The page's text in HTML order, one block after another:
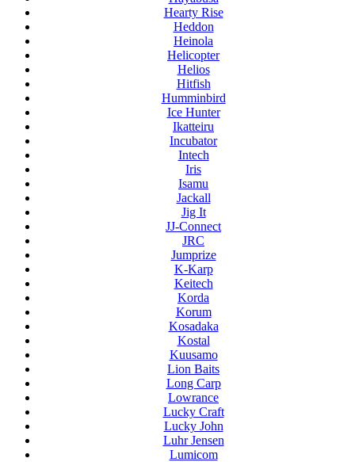
Hearty Rise
Heddon
Heinola
Helicopter
Helios
Hitfish
Humminbird
Ice Hunter
Ikatteiru
Incubator
Intech
Iris
Isamu
Jackall
Jig It
JJ-Connect
JRC
Jumprize
K-Karp
Keitech
Korda
Korum
Kosadaka
Kostal
Kuusamo
Lion Baits
Long Carp
Lowrance
Lucky Craft
Lucky John
Luhr Jensen
Lumicom